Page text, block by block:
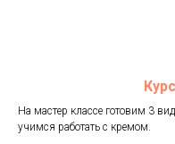
На мастер классе готовим 3
учимся работать с кремом.